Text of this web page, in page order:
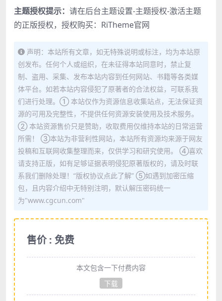
主题授权提示： 请在后台主题设置-主题授权-激活主题
的正版授权，授权购买： RiTheme官网
声明：本站所有文章，如无特殊说明或标注，均为本站原
创发布。任何个人或组织，在未征得本站同意时，禁止复
制、盗用、采集、发布本站内容到任何网站、书籍等各类媒
体平台。如若本站内容侵犯了原著者的合法权益，可联系我
们进行处理。① 本站仅作为资源信息收集站点，无法保证资
源的可用及完整性，不提供任何资源安装使用及技术服务。
② 本站资源售价只是赞助，收取费用仅维持本站的日常运营
所需！ ③本站为非营利性网站，本站所有资源均来源于网友
投稿和互联网收集整理而来，仅供学习和研究使用。 ④喜欢
请支持正版，如有足够证据表明侵犯原著版权的，请及时联
系我们删除处理！“版权协议点此了解” ⑤如遇到加密压缩
包，且内容介绍中无特别注明，默认解压密码统一
为"www.cgcun.com"
售价 : 免费
本文包含一下付费内容
下载